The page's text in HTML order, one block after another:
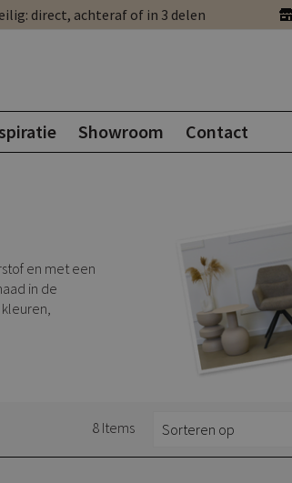
direct, achteraf of in 3 delen
Showroom Contact
en met een
in de
8 Items